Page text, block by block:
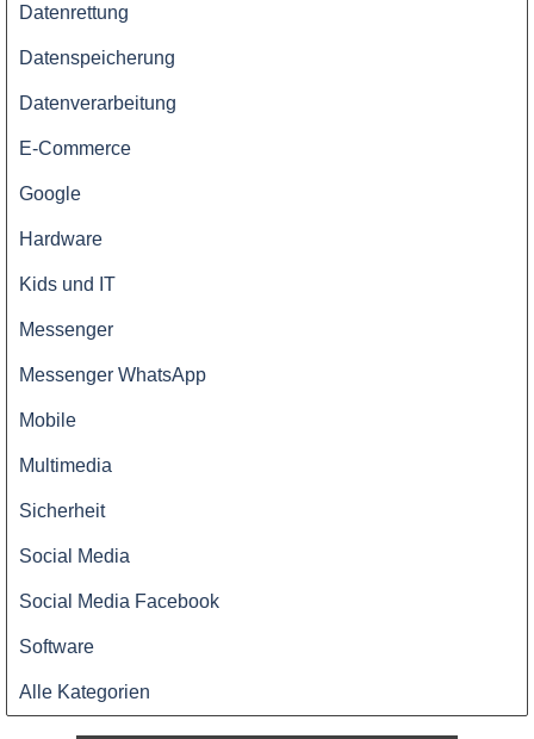
Datenrettung
Datenspeicherung
Datenverarbeitung
E-Commerce
Google
Hardware
Kids und IT
Messenger
Messenger WhatsApp
Mobile
Multimedia
Sicherheit
Social Media
Social Media Facebook
Software
Alle Kategorien